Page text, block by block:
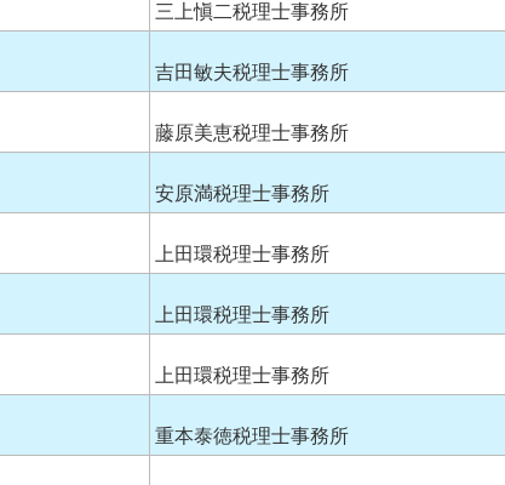
三上愼二税理士事務所
吉田敏夫税理士事務所
藤原美恵税理士事務所
安原満税理士事務所
上田環税理士事務所
上田環税理士事務所
上田環税理士事務所
重本泰徳税理士事務所